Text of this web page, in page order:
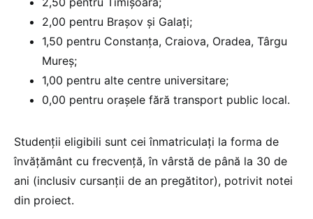
2,00 pentru Brașov și Galați;
1,50 pentru Constanța, Craiova, Oradea, Târgu
Mureș;
1,00 pentru alte centre universitare;
0,00 pentru orașele fără transport public local.
Studenții eligibili sunt cei înmatriculați la forma de
învățământ cu frecvență, în vârstă de până la 30 de
ani (inclusiv cursanții de an pregătitor), potrivit notei
din proiect.